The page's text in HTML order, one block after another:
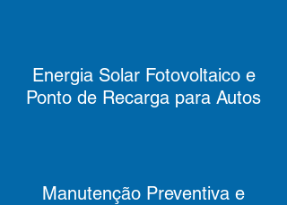
Energia Solar Fotovoltaico e
Ponto de Recarga para Autos
Manutenção Preventiva e